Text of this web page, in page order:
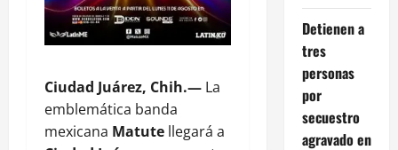
Ciudad Juárez, Chih.— La
emblemática banda
mexicana Matute llegará a
Detienen a
tres
personas
por
secuestro
agravado en